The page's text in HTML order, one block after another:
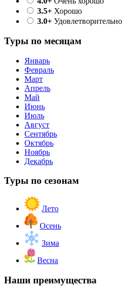
3.5+ Хорошо
3.0+ Удовлетворительно
Туры по месяцам
Январь
Февраль
Март
Апрель
Май
Июнь
Июль
Август
Сентябрь
Октябрь
Ноябрь
Декабрь
Туры по сезонам
Лето
Осень
Зима
Весна
Наши преимущества